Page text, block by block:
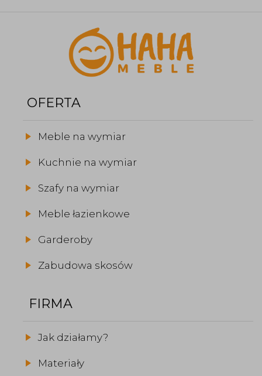
OFERTA
Meble na wymiar
Kuchnie na wymiar
Szafy na wymiar
Meble łazienkowe
Garderoby
Zabudowa skosów
FIRMA
Jak działamy?
Materiały